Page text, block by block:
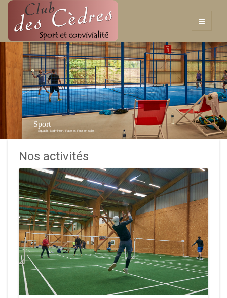
Sport
Squash, Badminton, Padel et Foot en salle
Nos activités